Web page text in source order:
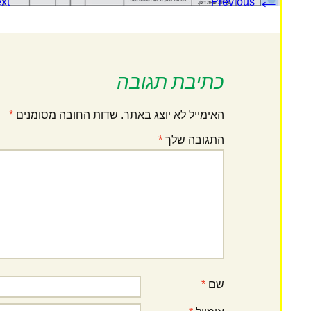
כתיבת תגובה
האימייל לא יוצג באתר. שדות החובה מסומנים *
התגובה שלך *
שם *